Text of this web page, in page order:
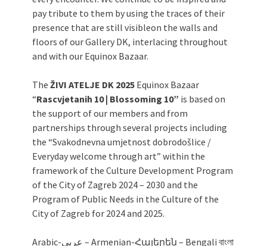
pay tribute to them by using the traces of their
presence that are still visibleon the walls and
floors of our Gallery DK, interlacing throughout
and with our Equinox Bazaar.
The ŽIVI ATELJE DK 2025 Equinox Bazaar
“Rascvjetanih 10 | Blossoming 10” is based on
the support of our members and from
partnerships through several projects including
the “Svakodnevna umjetnost dobrodošlice /
Everyday welcome through art” within the
framework of the Culture Development Program
of the City of Zagreb 2024 – 2030 and the
Program of Public Needs in the Culture of the
City of Zagreb for 2024 and 2025.
Arabic-عربى – Armenian-Հայերեն – Bengali বাংলা